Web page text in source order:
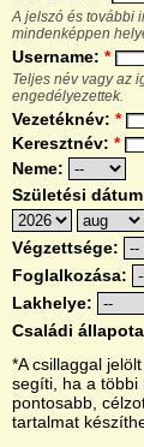
A jelszó és további
mindenképpen
Username: *
Teljes név vagy az
engedélyezettek.
Vezetéknév: *
Keresztnév: *
Neme:
Születési
Végzettsége:
Foglalkozása:
Lakhelye:
Családi
*A csillaggal
segíti, ha a többi
pontosabb,
tartalmat